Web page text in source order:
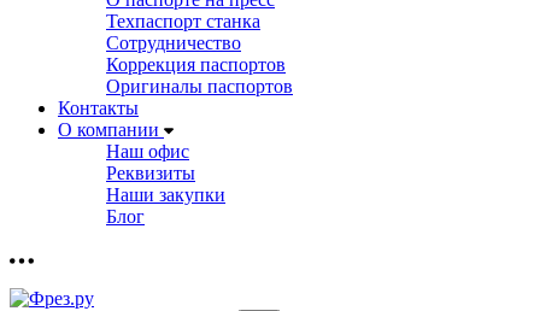
Техпаспорт станка
Сотрудничество
Коррекция паспортов
Оригиналы паспортов
Контакты
О компании
Наш офис
Реквизиты
Наши закупки
Блог